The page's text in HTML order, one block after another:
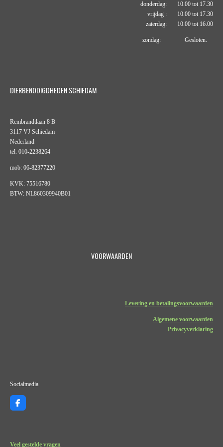
donderdag: 10.00 tot 17.30
vrijdag : 10.00 tot 17.30
zaterdag: 10.00 tot 16.00
zondag: Gesloten.
DIERBENODIGDHEDEN SCHIEDAM
Rembrandtlaan 8 B
3117 VJ Schiedam
Nederland
tel. 010-2238264
mob: 06-82377220
KVK: 75516780
BTW: NL860309940B01
VOORWAARDEN
Levering en betalingsvoorwaarden
Algemene voorwaarden
Privacyverklaring
Socialmedia
F
a
Veel gestelde vragen